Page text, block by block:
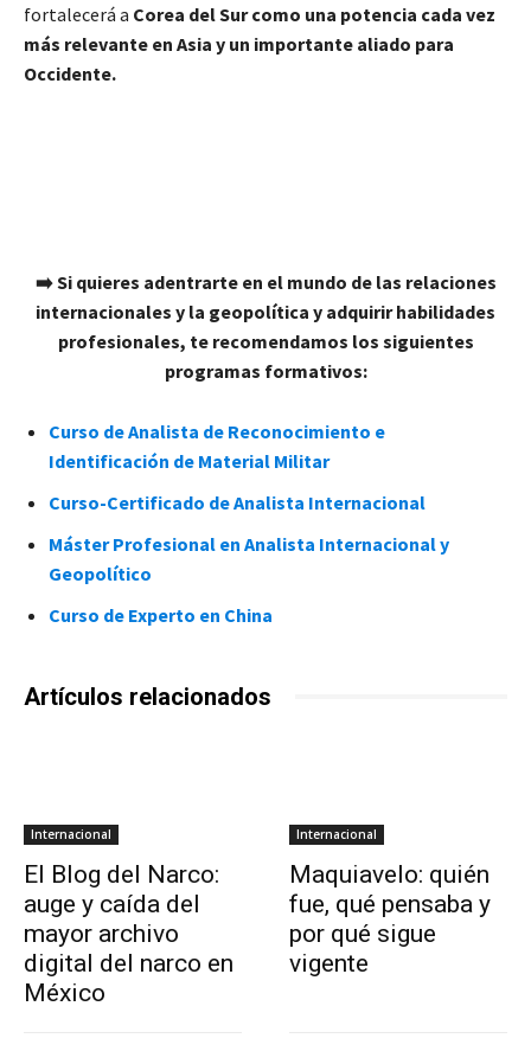
fortalecerá a Corea del Sur como una potencia cada vez
más relevante en Asia y un importante aliado para
Occidente.
➡️ Si quieres adentrarte en el mundo de las relaciones
internacionales y la geopolítica y adquirir habilidades
profesionales, te recomendamos los siguientes
programas formativos:
Curso de Analista de Reconocimiento e
Identificación de Material Militar
Curso-Certificado de Analista Internacional
Máster Profesional en Analista Internacional y
Geopolítico
Curso de Experto en China
Artículos relacionados
Internacional
El Blog del Narco:
auge y caída del
mayor archivo
digital del narco en
México
Internacional
Maquiavelo: quién
fue, qué pensaba y
por qué sigue
vigente